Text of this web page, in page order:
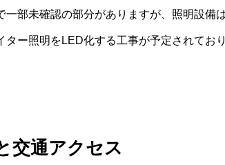
一部未確認の部分がありますが、照明設備
ター照明をLED化する工事が予定されてお
交通アクセス